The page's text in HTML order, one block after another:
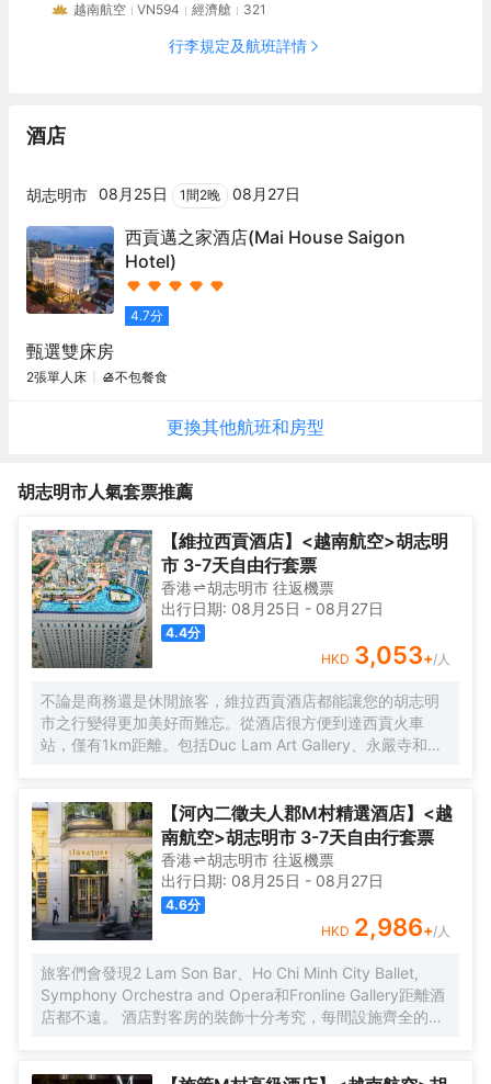
越南航空 VN594 經濟艙 321
行李規定及航班詳情
酒店
胡志明市 08月25日 1間2晚 08月27日
西貢邁之家酒店(Mai House Saigon
Hotel)
4.7分
甄選雙床房
2張單人床 不包餐食
更換其他航班和房型
胡志明市人氣套票推薦
【維拉西貢酒店】<越南航空>胡志明
市 3-7天自由行套票
香港 胡志明市 往返機票
出行日期: 08月25日 - 08月27日
4.4分
HKD 3,053+/人
不論是商務還是休閒旅客，維拉西貢酒店都能讓您的胡志明
市之行變得更加美好而難忘。從酒店很方便到達西貢火車
站，僅有1km距離。包括Duc Lam Art Gallery、永嚴寺和
全的客房都配備有雨傘、房內保險箱和空調。有飲水需求的
旅客，酒店還為您提供了瓶裝水。浴室配有拖鞋、24小時熱
水和浴缸。在餘暇時間，可以選擇去酒店的酒吧喝上一杯飲
料，驅走所有的疲憊。貼心的送餐服務可以滿足那些喜歡在
私人場合進餐的旅客。除此之外，周邊餐飲種類繁多。
HOME FINEST（東南亞菜）供應一流的推薦美味-Grilled
beef on hot rock stone，Huynh Hoa Sandwich
Shop（BÁNH MÌ HUỲNH HOA）（快餐簡餐）提供的法棍
三明治備受好評，Cyclo Resto（東南亞菜）的香茅雞也是來
這裏遊玩不容錯過的美味。 住客既能在 室外泳池揮灑汗水，
也可以在桑拿浴室放鬆身心。酒店設有會議廳和商務中心，
省心。
【河內二徵夫人郡M村精選酒店】<越
南航空>胡志明市 3-7天自由行套票
香港 胡志明市 往返機票
出行日期: 08月25日 - 08月27日
4.6分
HKD 2,986+/人
旅客們會發現2 Lam Son Bar、Ho Chi Minh City Ballet,
Symphony Orchestra and Opera和Fronline Gallery距離酒
店都不遠。 酒店對客房的裝飾十分考究，每間設施齊全的客